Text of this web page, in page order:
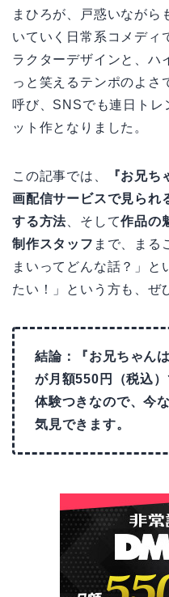
まひろが、戸惑いながら
いていく日常系コメディ
ラクターデザインと、ハ
っと笑えるテンポのよさ
呼び、SNSでも連日トレ
ット作となりました。
この記事では、
『お兄
画配信サービスで見られ
する方法 、そして作品の
制作スタッフ まで、まる
まいってどんな話？」と
たい！」という方も、ぜ
結論：『お兄ちゃん
が月額550円（税込
体験つきなので、今
気見できます。